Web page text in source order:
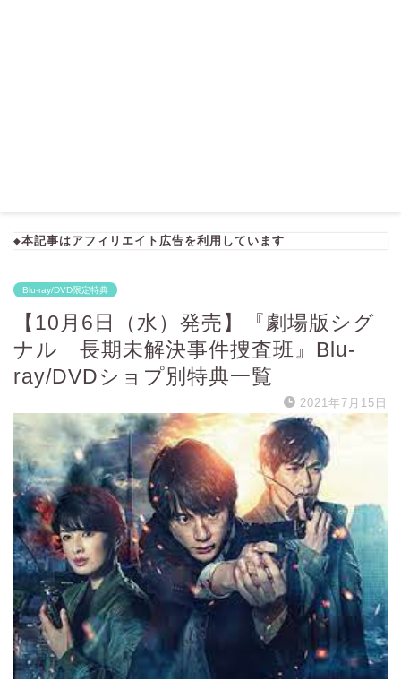
◆本記事はアフィリエイト広告を利用しています
Blu-ray/DVD限定特典
【10月6日（水）発売】『劇場版シグ
ナル 長期未解決事件捜査班』Blu-
ray/DVDショプ別特典一覧
2021年7月15日